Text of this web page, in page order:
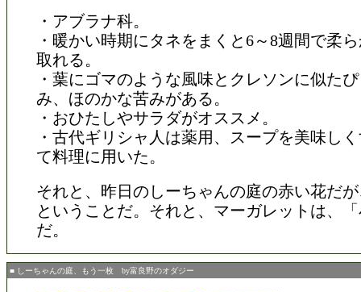
・アブラナ科。
・暖かい時期にタネをまくと6～8週間で柔
取れる。
・葉にゴマのような風味とクレソンに似た
み、ほのかな苦みがある。
・おひたしやサラダがオススメ。
・古代ギリシャ人は薬用、スープを美味し
て料理に用いた。
それと、昨日のしーちゃんの庭の赤い花だ
ということだ。それと、マーガレットは、
だ。
■ しーちゃんの庭、もう一枚 by富良野のオダジー